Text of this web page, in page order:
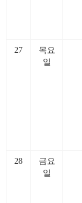
27
목요
일
28
금요
일